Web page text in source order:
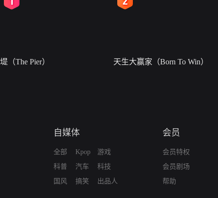
堤（The Pier） 天生大赢家（Born To Win）
自媒体
全部
科普
国风
Kpop
汽车
搞笑
游戏
科技
出品人
会员
会员特权
会员剧场
帮助